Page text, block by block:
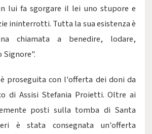
lui fa sgorgare il lei uno stupore e
ininterrotti. Tutta la sua esistenza è
chiamata a benedire, lodare,
Signore".
proseguita con l'offerta dei doni da
di Assisi Stefania Proietti. Oltre ai
posti sulla tomba di Santa
è stata consegnata un'offerta